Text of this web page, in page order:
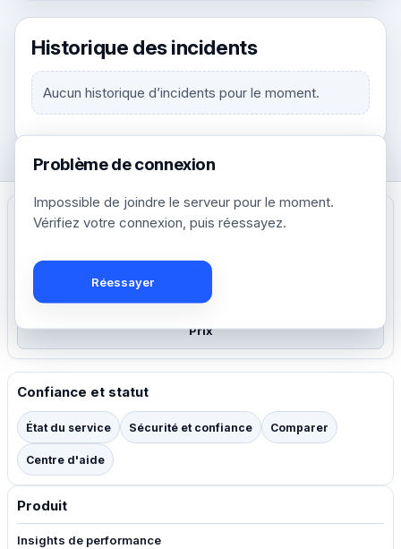
Historique des incidents
Aucun historique d’incidents pour le moment.
mondiale.
Créez votre compte gratuit
Prix
Confiance et statut
État du service Sécurité et confiance Comparer
Centre d'aide
Produit
Insights de performance
Problème de connexion
Impossible de joindre le serveur pour le moment.
Vérifiez votre connexion, puis réessayez.
Réessayer